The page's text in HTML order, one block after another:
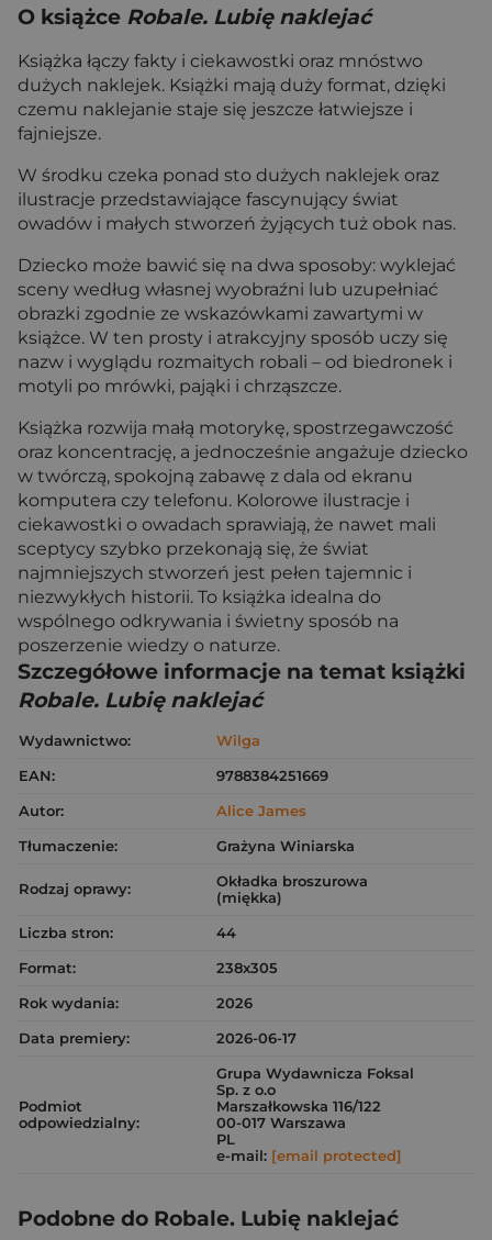
O książce Robale. Lubię naklejać
Książka łączy fakty i ciekawostki oraz mnóstwo
dużych naklejek. Książki mają duży format, dzięki
czemu naklejanie staje się jeszcze łatwiejsze i
fajniejsze.
W środku czeka ponad sto dużych naklejek oraz
ilustracje przedstawiające fascynujący świat
owadów i małych stworzeń żyjących tuż obok nas.
Dziecko może bawić się na dwa sposoby: wyklejać
sceny według własnej wyobraźni lub uzupełniać
obrazki zgodnie ze wskazówkami zawartymi w
książce. W ten prosty i atrakcyjny sposób uczy się
nazw i wyglądu rozmaitych robali – od biedronek i
motyli po mrówki, pająki i chrząszcze.
Książka rozwija małą motorykę, spostrzegawczość
oraz koncentrację, a jednocześnie angażuje dziecko
w twórczą, spokojną zabawę z dala od ekranu
komputera czy telefonu. Kolorowe ilustracje i
ciekawostki o owadach sprawiają, że nawet mali
sceptycy szybko przekonają się, że świat
najmniejszych stworzeń jest pełen tajemnic i
niezwykłych historii. To książka idealna do
wspólnego odkrywania i świetny sposób na
poszerzenie wiedzy o naturze.
Szczegółowe informacje na temat książki
Robale. Lubię naklejać
Wydawnictwo:
Wilga
EAN:
9788384251669
Autor:
Alice James
Tłumaczenie:
Grażyna Winiarska
Rodzaj oprawy:
Okładka broszurowa
(miękka)
Liczba stron:
44
Format:
238x305
Rok wydania:
2026
Data premiery:
2026-06-17
Podmiot
odpowiedzialny:
Grupa Wydawnicza Foksal
Sp. z o.o
Marszałkowska 116/122
00-017 Warszawa
PL
e-mail: [email protected]
Podobne do Robale. Lubię naklejać